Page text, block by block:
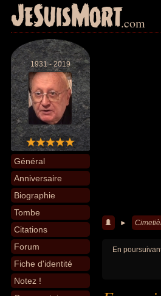
JeSuisMort.com
1931 - 2019
Général
Anniversaire
Biographie
Tombe
Citations
Forum
Fiche d'identité
Notez !
►
En